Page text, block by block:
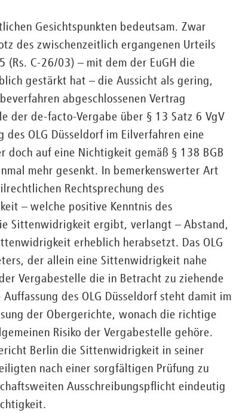
Gesichtspunkten bedeutsam. Zwar
des zwischenzeitlich ergangenen Urteils
(Rs. C-26/03) – mit dem der EuGH die
gestärkt hat – die Aussicht als gering,
abgeschlossenen Vertrag
der de-facto-Vergabe über § 13 Satz 6 VgV
OLG Düsseldorf im Eilverfahren eine
doch auf eine Nichtigkeit gemäß § 138 BGB
mehr gesenkt. In bemerkenswerter Art
Rechtsprechung des
– welche positive Kenntnis des
Sittenwidrigkeit ergibt, verlangt – Abstand,
erheblich herabsetzt. Das OLG
der allein eine Sittenwidrigkeit nahe
Vergabestelle die in Betracht zu ziehende
des OLG Düsseldorf steht damit im
der Obergerichte, wonach die richtige
Risiko der Vergabestelle gehöre.
Berlin die Sittenwidrigkeit in seiner
nach einer sorgfältigen Prüfung zu
Ausschreibungspflicht eindeutig